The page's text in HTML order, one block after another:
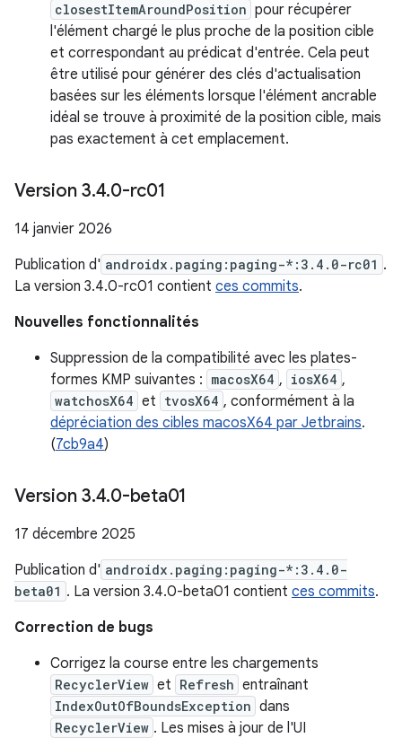
closestItemAroundPosition pour récupérer
l'élément chargé le plus proche de la position cible
et correspondant au prédicat d'entrée. Cela peut
être utilisé pour générer des clés d'actualisation
basées sur les éléments lorsque l'élément ancrable
idéal se trouve à proximité de la position cible, mais
pas exactement à cet emplacement.
Version 3.4.0-rc01
14 janvier 2026
Publication d' androidx.paging:paging-*:3.4.0-rc01 .
La version 3.4.0-rc01 contient ces commits.
Nouvelles fonctionnalités
Suppression de la compatibilité avec les plates-
formes KMP suivantes : macosX64 , iosX64 ,
watchosX64 et tvosX64 , conformément à la
dépréciation des cibles macosX64 par Jetbrains.
(7cb9a4)
Version 3.4.0-beta01
17 décembre 2025
Publication d' androidx.paging:paging-*:3.4.0-
beta01 . La version 3.4.0-beta01 contient ces commits.
Correction de bugs
Corrigez la course entre les chargements
RecyclerView et Refresh entraînant
IndexOutOfBoundsException dans
RecyclerView . Les mises à jour de l'UI